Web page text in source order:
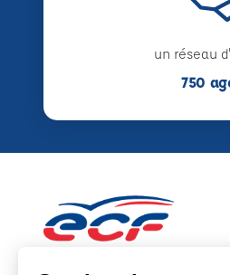
un réseau
750